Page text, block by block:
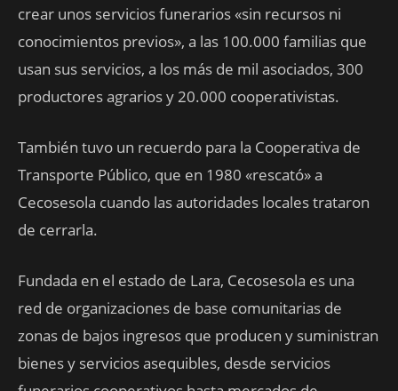
crear unos servicios funerarios «sin recursos ni
conocimientos previos», a las 100.000 familias que
usan sus servicios, a los más de mil asociados, 300
productores agrarios y 20.000 cooperativistas.
También tuvo un recuerdo para la Cooperativa de
Transporte Público, que en 1980 «rescató» a
Cecosesola cuando las autoridades locales trataron
de cerrarla.
Fundada en el estado de Lara, Cecosesola es una
red de organizaciones de base comunitarias de
zonas de bajos ingresos que producen y suministran
bienes y servicios asequibles, desde servicios